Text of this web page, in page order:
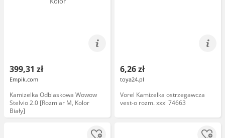
399,31 zł
Empik.com
Kamizelka Odblaskowa Wowow
Stelvio 2.0 [Rozmiar M, Kolor
Biały]
6,26 zł
toya24.pl
Vorel Kamizelka ostrzegawcza
vest-o rozm. xxxl 74663